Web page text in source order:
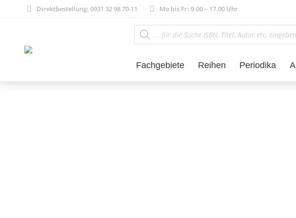
Direktbestellung: 0931 32 98 70-11 Mo bis Fr: 9.00 – 17.00 Uhr
Products
search
Fachgebiete Reihen Periodika